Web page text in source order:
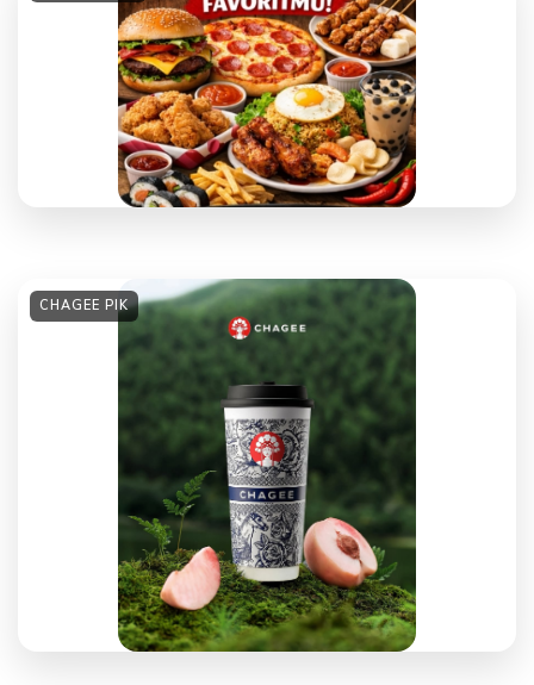
CHAGEE PIK